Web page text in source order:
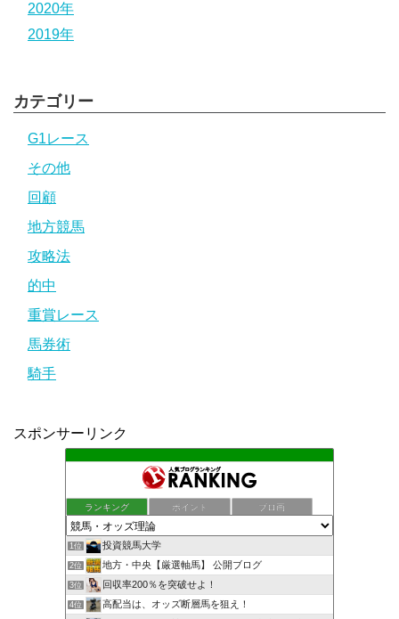
2020年
2019年
カテゴリー
G1レース
その他
回顧
地方競馬
攻略法
的中
重賞レース
馬券術
騎手
スポンサーリンク
ランキング ポイント ブロ画
1位 投資競馬大学
2位 地方・中央【厳選軸馬】 公開ブログ
3位 回収率200％を突破せよ！
4位
高配当は、オッズ断層馬を狙え！